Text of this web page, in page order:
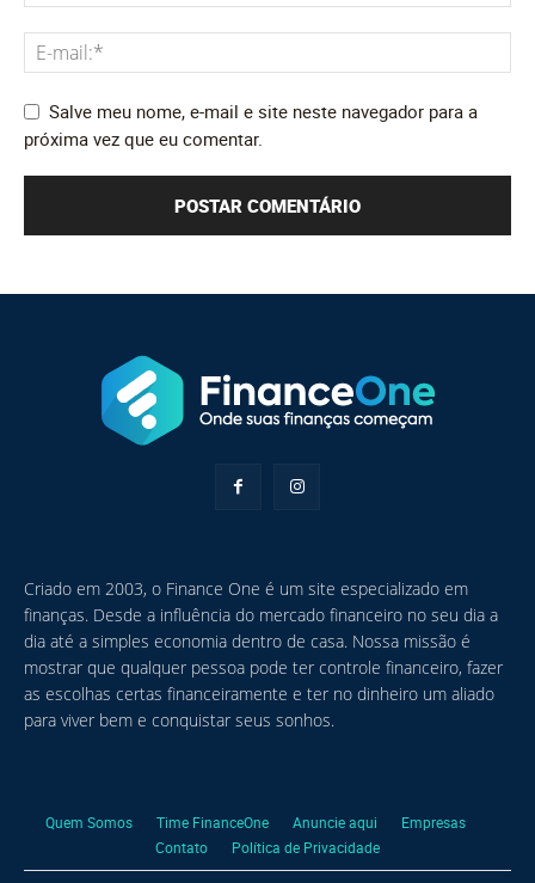
Salve meu nome, e-mail e site neste navegador para a
próxima vez que eu comentar.
Criado em 2003, o Finance One é um site especializado em
finanças. Desde a influência do mercado financeiro no seu dia a
dia até a simples economia dentro de casa. Nossa missão é
mostrar que qualquer pessoa pode ter controle financeiro, fazer
as escolhas certas financeiramente e ter no dinheiro um aliado
para viver bem e conquistar seus sonhos.
Quem Somos Time FinanceOne Anuncie aqui
Empresas
Contato
Política de Privacidade